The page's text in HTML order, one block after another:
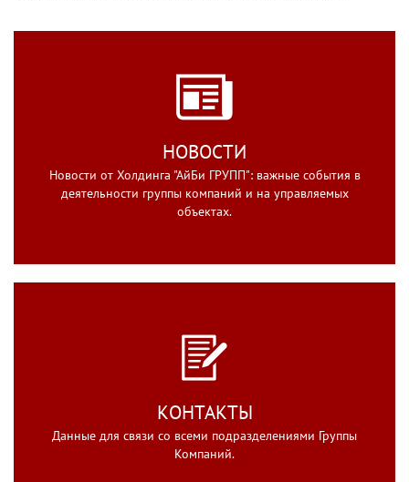
НОВОСТИ
Новости от Холдинга "АйБи ГРУПП": важные события в
деятельности группы компаний и на управляемых
объектах.
КОНТАКТЫ
Данные для связи со всеми подразделениями Группы
Компаний.